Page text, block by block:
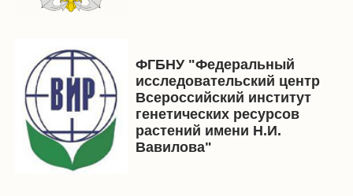
ФГБНУ "Федеральный
исследовательский центр
Всероссийский институт
генетических ресурсов
растений имени Н.И.
Вавилова"